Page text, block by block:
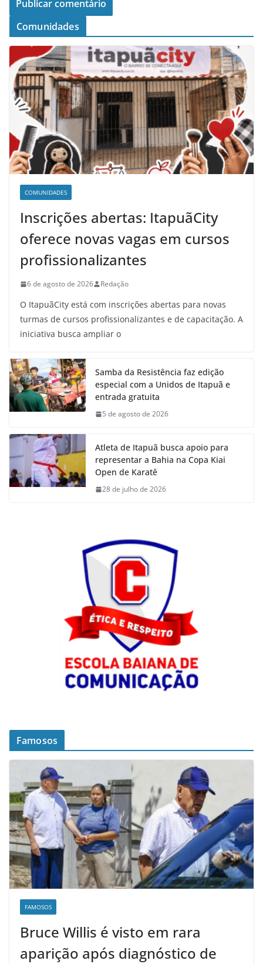
Comunidades
COMUNIDADES
Inscrições abertas: ItapuãCity
oferece novas vagas em cursos
profissionalizantes
6 de agosto de 2026 Redação
O ItapuãCity está com inscrições abertas para novas
turmas de cursos profissionalizantes e de capacitação. A
iniciativa busca ampliar o
Samba da Resistência faz edição
especial com a Unidos de Itapuã e
entrada gratuita
5 de agosto de 2026
Atleta de Itapuã busca apoio para
representar a Bahia na Copa Kiai
Open de Karatê
28 de julho de 2026
Famosos
FAMOSOS
Bruce Willis é visto em rara
aparição após diagnóstico de